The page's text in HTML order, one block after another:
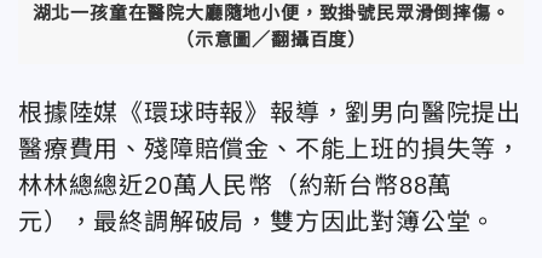
湖北一孩童在醫院大廳隨地小便，致掛號民眾滑倒摔傷。
（示意圖／翻攝百度）
根據陸媒《環球時報》報導，劉男向醫院提出
醫療費用、殘障賠償金、不能上班的損失等，
林林總總近20萬人民幣（約新台幣88萬
元），最終調解破局，雙方因此對簿公堂。